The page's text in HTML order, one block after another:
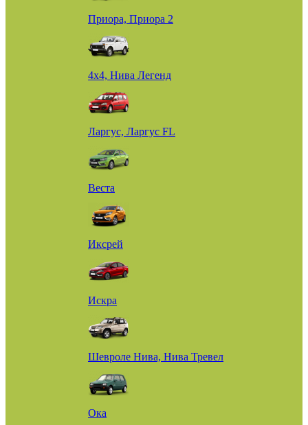
Приора, Приора 2
4х4, Нива Легенд
Ларгус, Ларгус FL
Веста
Иксрей
Искра
Шевроле Нива, Нива Тревел
Ока